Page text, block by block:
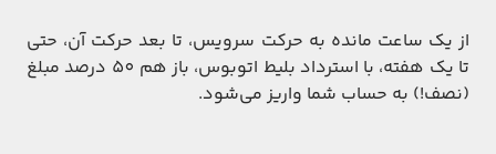
از یک ساعت مانده به حرکت سرویس، تا بعد حرکت آن، حتی
تا یک هفته، با استرداد بلیط اتوبوس، باز هم 50 درصد مبلغ
(نصف!) به حساب شما واریز می‌شود.